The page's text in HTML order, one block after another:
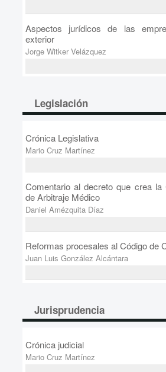
Aspectos jurídicos de las
exterior
Jorge Witker Velázquez
Legislación
Crónica Legislativa
Mario Cruz Martínez
Comentario al decreto que crea la
de Arbitraje Médico
Daniel Amézquita Díaz
Reformas procesales al Código de
Juan Luis González Alcántara
Jurisprudencia
Crónica judicial
Mario Cruz Martínez